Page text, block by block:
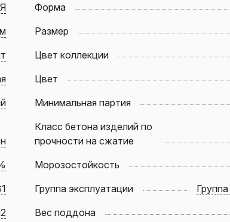
Форма
Размер
Цвет коллекции
Цвет
Минимальная партия
Класс бетона изделий по
прочности на сжатие
Морозостойкость
Группа эксплуатации
Вес поддона